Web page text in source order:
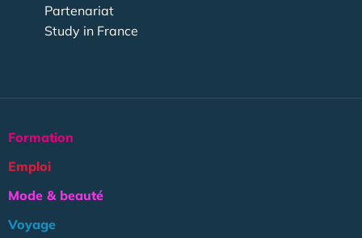
Partenariat
Study in France
Formation
Emploi
Mode & beauté
Voyage